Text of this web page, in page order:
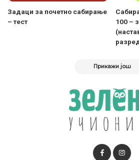
Задаци за почетно сабирање
– тест
100 –
Прикажи још